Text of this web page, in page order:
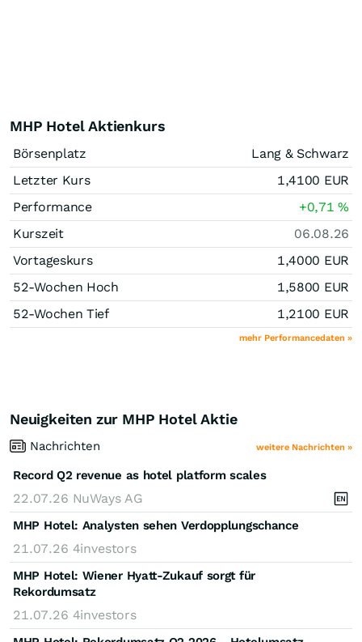
MHP Hotel Aktienkurs
Börsenplatz
Lang & Schwarz
Letzter Kurs
1,4100 EUR
Performance
+0,71%
Kurszeit
06.08.26
Vortageskurs
1,4000 EUR
52-Wochen Hoch
1,5800 EUR
52-Wochen Tief
1,2100 EUR
mehr Performancedaten »
Neuigkeiten zur MHP Hotel Aktie
Nachrichten weitere Nachrichten »
Record Q2 revenue as hotel platform scales
22.07.26 NuWays AG
MHP Hotel: Analysten sehen Verdopplungschance
21.07.26 4investors
MHP Hotel: Wiener Hyatt-Zukauf sorgt für
Rekordumsatz
21.07.26 4investors